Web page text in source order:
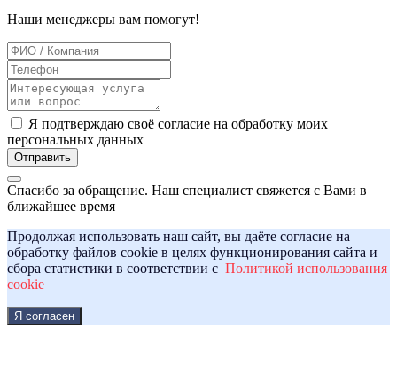
Наши менеджеры вам помогут!
Я подтверждаю своё согласие на обработку моих
персональных данных
Отправить
Спасибо за обращение. Наш специалист свяжется с Вами в
ближайшее время
Продолжая использовать наш сайт, вы даёте согласие на
обработку файлов cookie в целях функционирования сайта и
сбора статистики в соответствии с Политикой использования
cookie
Я согласен